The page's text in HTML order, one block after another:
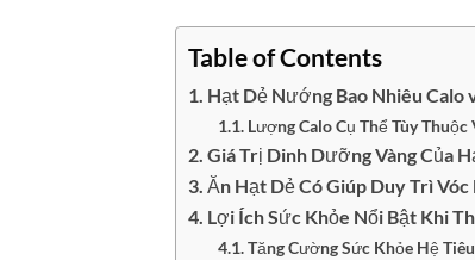
Table of Contents
Hạt Dẻ Nướng Bao Nhiêu Calo
Lượng Calo Cụ Thể Tùy
Giá Trị Dinh Dưỡng Vàng Của
Ăn Hạt Dẻ Có Giúp Duy Trì Vóc
Lợi Ích Sức Khỏe Nổi Bật Khi
Tăng Cường Sức Khỏe Hệ